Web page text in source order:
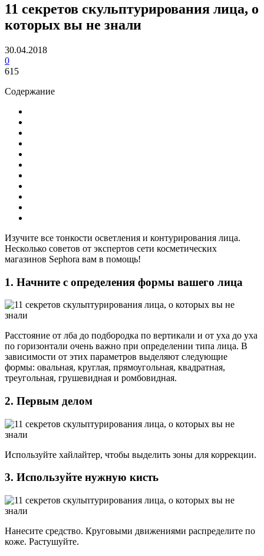
11 секретов скульптурирования лица, о
которых вы не знали
30.04.2018
0
615
Содержание
Изучите все тонкости осветления и контурирования лица.
Несколько советов от экспертов сети косметических
магазинов Sephora вам в помощь!
1. Начните с определения формы вашего лица
Расстояние от лба до подбородка по вертикали и от уха до уха
по горизонтали очень важно при определении типа лица. В
зависимости от этих параметров выделяют следующие
формы: овальная, круглая, прямоугольная, квадратная,
треугольная, грушевидная и ромбовидная.
2. Первым делом
Используйте хайлайтер, чтобы выделить зоны для коррекции.
3. Используйте нужную кисть
Нанесите средство. Круговыми движениями распределите по
коже. Растушуйте.